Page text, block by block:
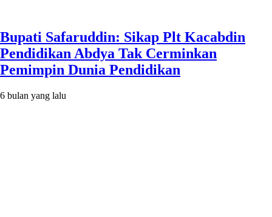
Bupati Safaruddin: Sikap Plt Kacabdin
Pendidikan Abdya Tak Cerminkan
Pemimpin Dunia Pendidikan
6 bulan yang lalu